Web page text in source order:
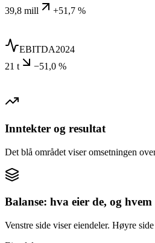
39,8 mill
+51,7 %
EBITDA2024
21 t
−51,0 %
Inntekter og resultat
Det blå området viser omsetningen
Balanse: hva eier de, og
Venstre side viser eiendeler. Høyre